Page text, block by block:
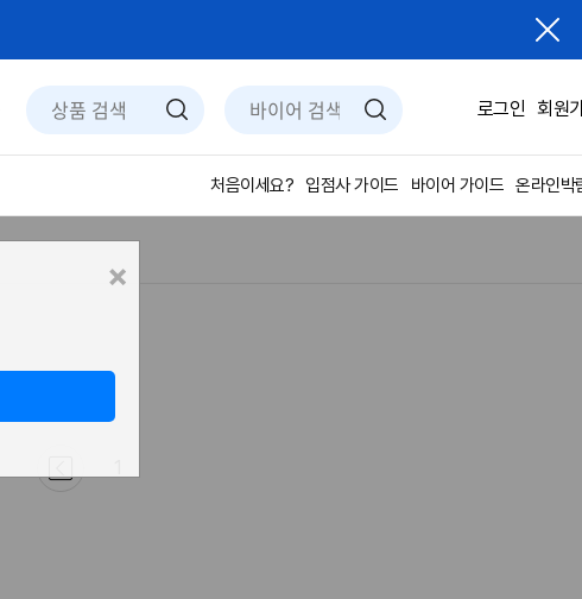
로그인 회원
처음이세요? 입점사 가이드 바이어 가이드 온라인박
×